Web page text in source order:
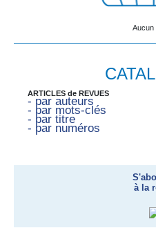
Aucun
ARTICLES de REVUES
- par auteurs
- par mots-clés
- par titre
- par numéros
à la